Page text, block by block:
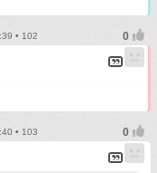
• 102
• 103